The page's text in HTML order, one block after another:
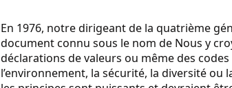
En 1976, notre dirigeant de la quatrième
document connu sous le nom de Nous y
déclarations de valeurs ou même des
l’environnement, la sécurité, la diversité ou